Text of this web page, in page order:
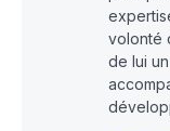
volonté
de lui